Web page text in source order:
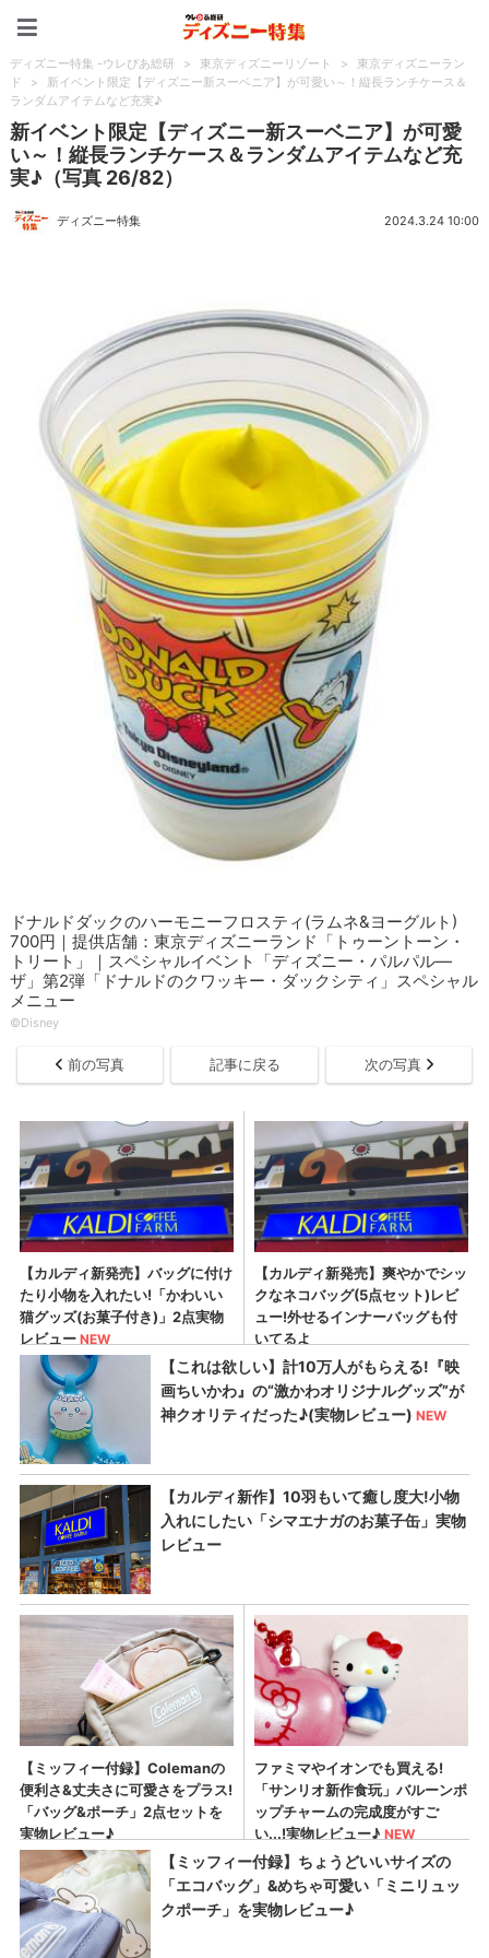
ディズニー特集 -ウレぴあ総研 > 東京ディズニーリゾート >
東京ディズニーラン
ド
>
新イベント限定【ディズニー新スーベニア】が可愛い～！縦長ランチケース＆
ランダムアイテムなど充実♪
新イベント限定【ディズニー新スーベニア】が可愛
い～！縦長ランチケース＆ランダムアイテムなど充
実♪（写真 26/82）
ディズニー特集 2024.3.24 10:00
ドナルドダックのハーモニーフロスティ(ラムネ&ヨーグルト)
700円｜提供店舗：東京ディズニーランド「トゥーントーン・
トリート」｜スペシャルイベント「ディズニー・パルパル―
ザ」第2弾「ドナルドのクワッキー・ダックシティ」スペシャル
メニュー
©Disney
前の写真 記事に戻る 次の写真